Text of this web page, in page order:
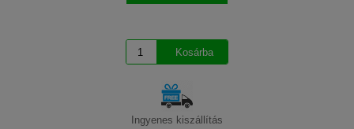
Ingyenes kiszállítás